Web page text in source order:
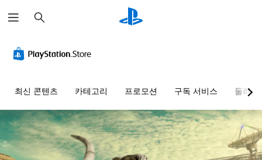
색
최신 콘텐츠 카테고리 프로모션 구독 서비스 둘러보